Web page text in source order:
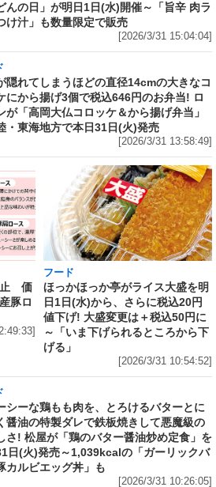
んの日」が明日1日(水)開催～「旨辛 肉ラ
け汁」も数量限定で販売
[2026/3/31 15:04:04]
隠れてしまうほどの直径14cmの大きなコ
にから揚げ3個で税込646円のお弁当! ロ
が「高岡大仏コロッケ＆から揚げ弁当」
・東海地方で本日31日(火)発売
[2026/3/31 13:58:49]
止 価
豚ロ
フード
ほっかほっか亭がライス大盛を明
日1日(水)から、さらに税込20円
値下げ! 大盛変更は＋税込50円に
～「いま下げられるところから下
げる」
[2026/3/31 10:54:52]
シーな鶏もも肉を、とろけるバターとに
醤油の特製ダレで鉄板焼きして悪魔級の
さ! 松屋が「鶏のバター醤油炒め定食」を
日(火)発売～1,039kcalの「ガーリックバ
カルビエッグ丼」も
[2026/3/31 10:26:05]